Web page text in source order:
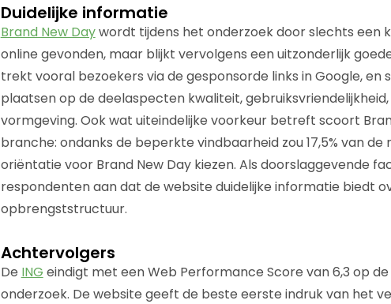
Duidelijke informatie
Brand New Daywordt tijdens het onderzoek door slechts een
online gevonden, maar blijkt vervolgens een uitzonderlijk
trekt vooral bezoekers via de gesponsorde links in Google,
plaatsen op de deelaspecten kwaliteit,
vormgeving. Ook wat uiteindelijke voorkeur betreft scoort
branche: ondanks de beperkte vindbaarheid zou 17,5% van
oriëntatie voor Brand New Day kiezen. Als doorslaggevende
respondenten aan dat de website duidelijke informatie biedt
opbrengststructuur.
Achtervolgers
De ING eindigt met een Web Performance Score van 6,3 op
onderzoek. De website geeft de beste eerste indruk van het